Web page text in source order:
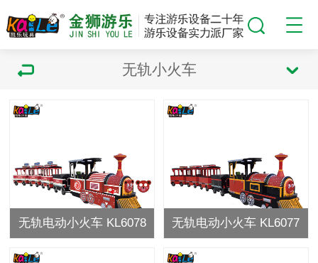
无轨小火车
无轨电动小火车 KL6078 无轨电动小火车 KL6077